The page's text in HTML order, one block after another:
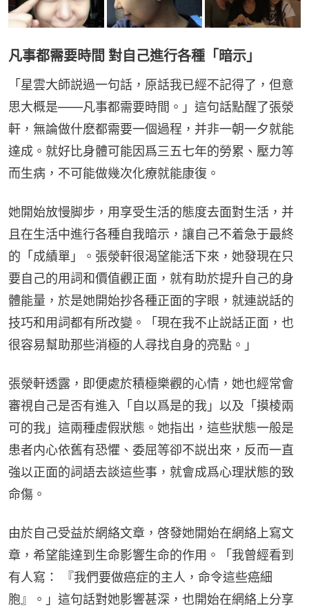
凡事都需要時間 對自己進行各種「暗示」
「星雲大師説過一句話，原話我已經不記得了，但意
思大概是——凡事都需要時間。」這句話點醒了張滎
軒，無論做什麽都需要一個過程，并非一朝一夕就能
達成。就好比身體可能因爲三五七年的勞累、壓力等
而生病，不可能做幾次化療就能康復。
她開始放慢脚步，用享受生活的態度去面對生活，并
且在生活中進行各種自我暗示，讓自己不着急于最終
的「成績單」。張滎軒很渴望能活下來，她發現在只
要自己的用詞和價值觀正面，就有助於提升自己的身
體能量，於是她開始抄各種正面的字眼，就連説話的
技巧和用詞都有所改變。「現在我不止説話正面，也
很容易幫助那些消極的人尋找自身的亮點。」
張滎軒透露，即便處於積極樂觀的心情，她也經常會
審視自己是否有進入「自以爲是的我」以及「摸棱兩
可的我」這兩種虛假狀態。她指出，這些狀態一般是
患者内心依舊有恐懼、委屈等卻不説出來，反而一直
強以正面的詞語去談這些事，就會成爲心理狀態的致
命傷。
由於自己受益於網絡文章，啓發她開始在網絡上寫文
章，希望能達到生命影響生命的作用。「我曾經看到
有人寫： 『我們要做癌症的主人，命令這些癌細
胞』。」這句話對她影響甚深，也開始在網絡上分享